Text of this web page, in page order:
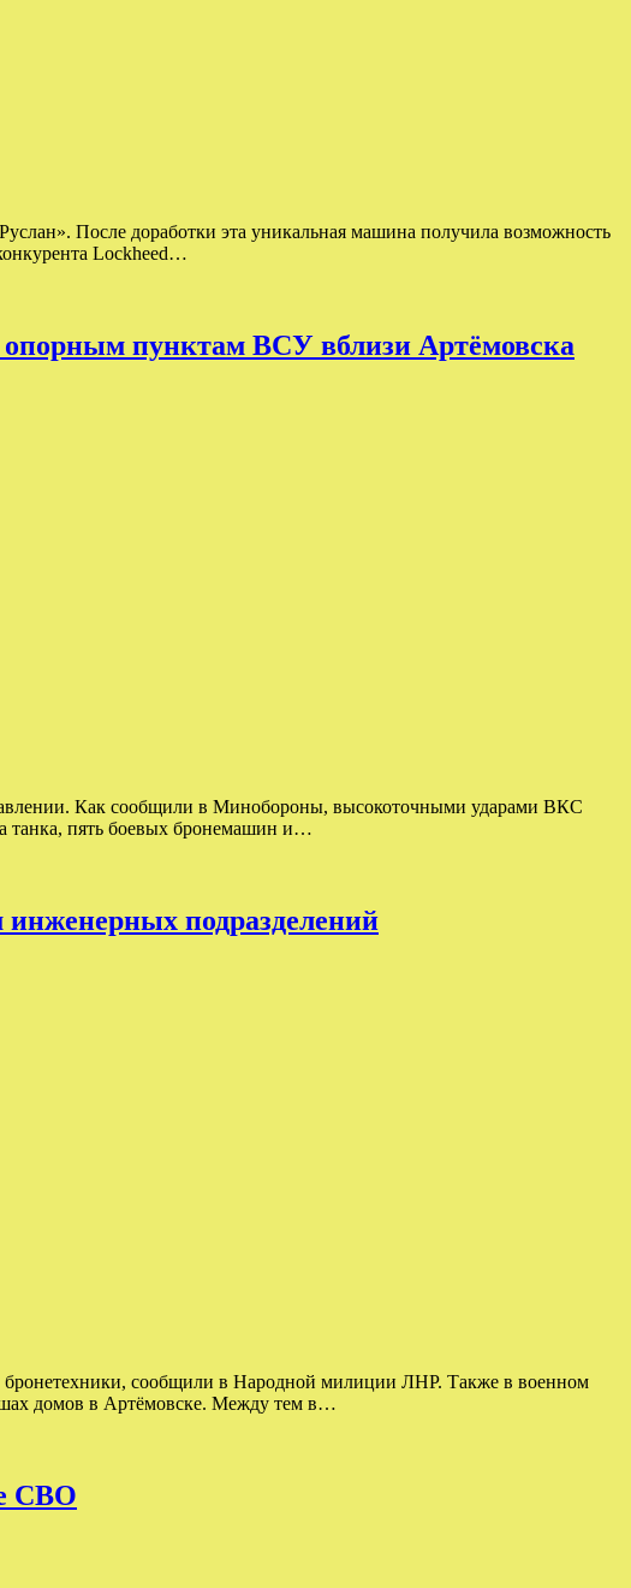
После доработки эта уникальная машина получила возможность
Lockheed…
пунктам ВСУ вблизи Артёмовска
Как сообщили в Минобороны, высокоточными ударами ВКС
танка, пять боевых бронемашин и…
подразделений
сообщили в Народной милиции ЛНР. Также в военном
домов в Артёмовске. Между тем в…
СВО